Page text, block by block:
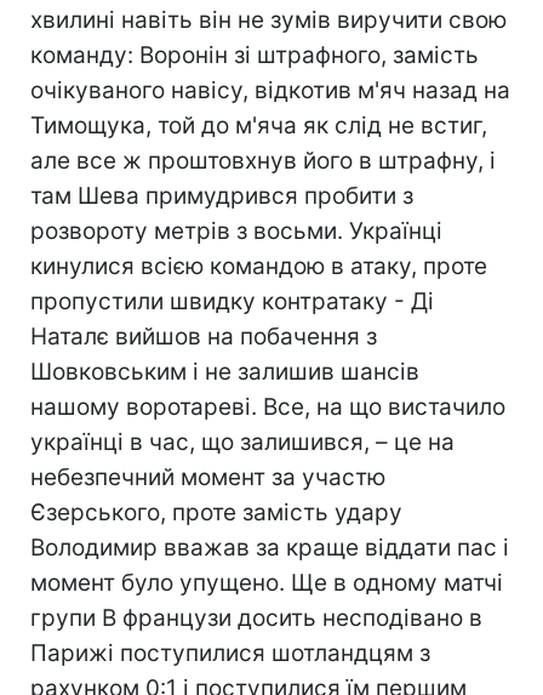
хвилині навіть він не зумів виручити свою
команду: Воронін зі штрафного, замість
очікуваного навісу, відкотив м'яч назад на
Тимощука, той до м'яча як слід не встиг,
але все ж проштовхнув його в штрафну, і
там Шева примудрився пробити з
розвороту метрів з восьми. Українці
кинулися всією командою в атаку, проте
пропустили швидку контратаку - Ді
Наталє вийшов на побачення з
Шовковським і не залишив шансів
нашому воротареві. Все, на що вистачило
українці в час, що залишився, – це на
небезпечний момент за участю
Єзерського, проте замість удару
Володимир вважав за краще віддати пас і
момент було упущено. Ще в одному матчі
групи В французи досить несподівано в
Парижі поступилися шотландцям з
рахунком 0:1 і поступилися їм першим